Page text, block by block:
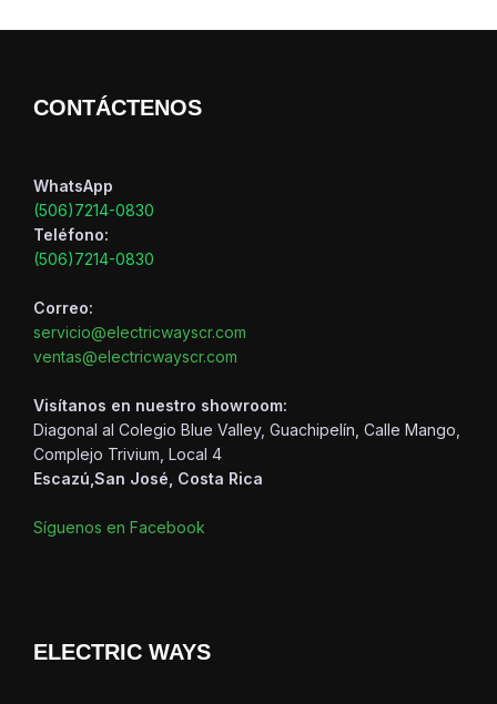
CONTÁCTENOS
WhatsApp
(506)7214-0830
Teléfono:
(506)7214-0830
Correo:
servicio@electricwayscr.com
ventas@electricwayscr.com
Visítanos en nuestro showroom:
Diagonal al Colegio Blue Valley, Guachipelín, Calle Mango,
Complejo Trivium, Local 4
Escazú,San José, Costa Rica
Síguenos en Facebook
ELECTRIC WAYS